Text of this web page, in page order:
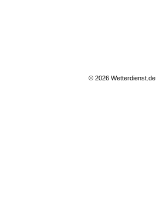
© 2026 Wetterdienst.de